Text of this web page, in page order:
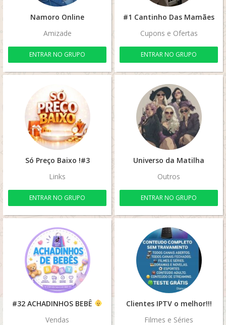
Namoro Online
Amizade
ENTRAR NO GRUPO
#1 Cantinho Das Mamães
Cupons e Ofertas
ENTRAR NO GRUPO
Só Preço Baixo !#3
Links
ENTRAR NO GRUPO
​Universo da Matilha
Outros
ENTRAR NO GRUPO
#32 ACHADINHOS BEBÊ
Vendas
Clientes IPTV o melhor!!!
Filmes e Séries